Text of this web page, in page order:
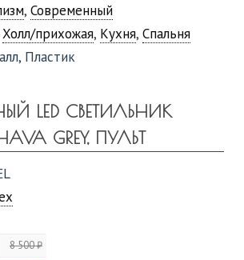
, Современный
Холл/прихожая, Кухня, Спальня
Пластик
LED СВЕТИЛЬНИК
GREY, ПУЛЬТ
8 500 ₽